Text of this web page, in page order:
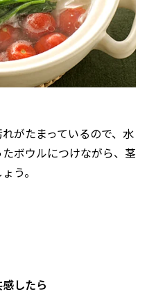
がたまっているので、水
ボウルにつけながら、茎
う。
したら